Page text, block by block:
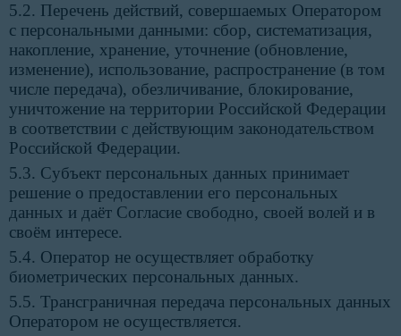
5.2. Перечень действий, совершаемых Оператором
с персональными данными: сбор, систематизация,
накопление, хранение, уточнение (обновление,
изменение), использование, распространение (в том
числе передача), обезличивание, блокирование,
уничтожение на территории Российской Федерации
в соответствии с действующим законодательством
Российской Федерации.
5.3. Субъект персональных данных принимает
решение о предоставлении его персональных
данных и даёт Согласие свободно, своей волей и в
своём интересе.
5.4. Оператор не осуществляет обработку
биометрических персональных данных.
5.5. Трансграничная передача персональных данных
Оператором не осуществляется.